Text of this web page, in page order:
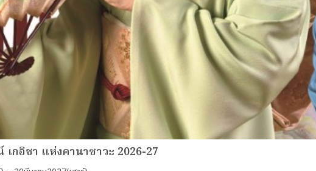
กอิชา แห่งคานาซาวะ 2026-27